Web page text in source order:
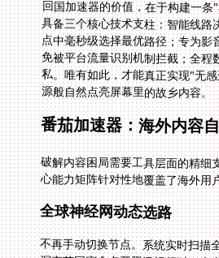
源般自然点亮屏幕里的故乡内容。
番茄加速器：海外内容
破解内容困局需要工具层面的精细
心能力矩阵针对性地覆盖了海外用
全球神经网动态选路
不再手动切换节点。系统实时扫描
深夜英国宿舍点开腾讯视频时，
50ms的上海轻载节点；若某线路
直播高峰），毫秒间切换到备用专